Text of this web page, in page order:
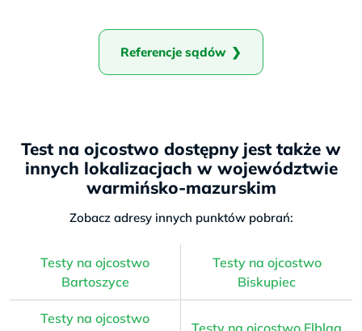
Referencje sądów
Test na ojcostwo dostępny jest także w
innych lokalizacjach w województwie
warmińsko-mazurskim
Zobacz adresy innych punktów pobrań:
Testy na ojcostwo
Bartoszyce
Testy na ojcostwo
Biskupiec
Testy na ojcostwo
Testy na ojcostwo Elbląg